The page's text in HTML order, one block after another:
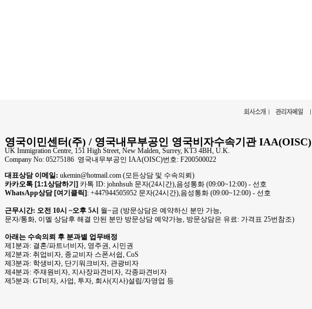
영국이민센터(주) / 영국내무부공인 영국비자수속기관 IAA(OISC)
UK Immigration Centre, 151 High Street, New Malden, Surrey, KT3 4BH, U.K.
Company No: 05275186 영국내무부공인 IAA(OISC)번호: F200500022
대표상담 이메일: ukemin@hotmail.com (모든상담 및 수속의뢰)
카카오톡 [1:1상담하기] 카톡 ID: johnhsuh 문자(24시간),음성통화 (09:00~12:00) - 선호
WhatsApp상담 [여기클릭] : +447944505952 문자(24시간),음성통화 (09:00~12:00) - 선호
근무시간: 오전 10시 ~오후 5시 월~금 (방문상담은 예약하신 분만 가능,
문자/통화, 이멜 상담후 해결 안된 분만 방문상담 예약가능, 방문상담은 유료: 가격표 25번참조)
아래는 수속의뢰 후 분과별 업무배정
제1분과: 결혼/파트너비자, 영주권, 시민권
제2분과: 취업비자, 종교비자 스폰서쉽, CoS
제3분과: 학생비자, 단기워크비자, 관광비자
제4분과: 주재원비자, 지사장파견비자, 각종파견비자
제5분과: GT비자, 사업, 투자, 회사(지사)설립/자영업 등